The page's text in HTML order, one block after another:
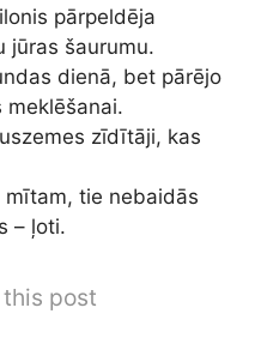
pārpeldēja
jūras šaurumu.
dienā, bet pārējo
meklēšanai.
zīdītāji, kas
tie nebaidās
– ļoti.
this post